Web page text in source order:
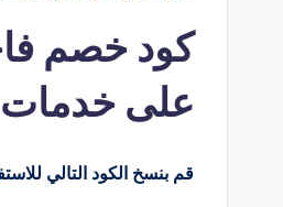
على
قم بنسخ الكود التالي